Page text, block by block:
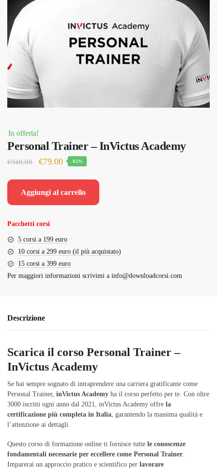
In offerta!
Personal Trainer – InVictus Academy
€948.00
Il
originale
€79.00Il
-92%
Aggiungi al carrello
Pacchetti corsi
5 corsi a 199 euro
10 corsi a 299 euro (il più acquistato)
15 corsi a 399 euro
Per maggiori informazioni scrivimi a info@downloadcorsi.com
Descrizione
Scarica il corso Personal Trainer –
InVictus Academy
Se hai sempre sognato di intraprendere una carriera gratificante come
Personal Trainer, inVictus Academy ha il corso perfetto per te. Con oltre
3000 iscritti ogni anno dal 2021, inVictus Academy offre la
certificazione più completa in Italia , garantendo la massima qualità e
l’attenzione ai dettagli.
Questo corso di formazione online ti fornisce tutte le conoscenze
fondamentali necessarie per eccellere come Personal Trainer.
Imparerai un approccio pratico e scientifico per lavorare